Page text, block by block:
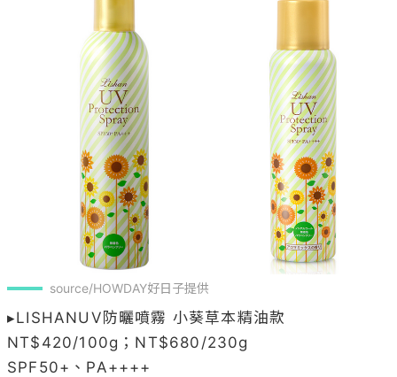
source/HOWDAY好日子提供
▸LISHANUV防曬噴霧 小葵草本精油款
NT$420/100g；NT$680/230g
SPF50+、PA++++